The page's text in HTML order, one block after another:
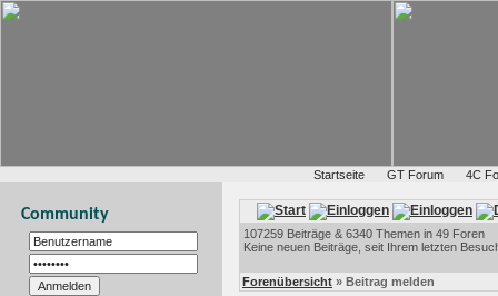
Startseite GT Forum 4C
Community
107259 Beiträge & 6340 Themen in 49 Foren
Keine neuen Beiträge, seit Ihrem letzten
Forenübersicht » Beitrag melden